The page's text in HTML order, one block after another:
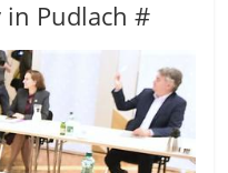
in Pudlach #